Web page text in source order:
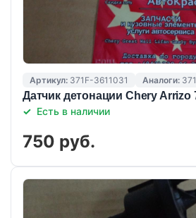
Артикул: 371F-3611031 Аналоги:
Датчик детонации Chery Arrizo
Есть в наличии
750 руб.